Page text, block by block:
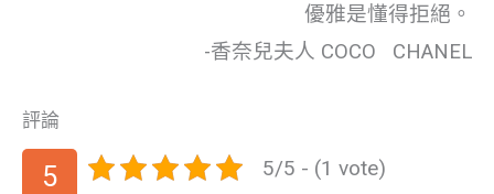
優雅是懂得拒絕。
-香奈兒夫人 COCO CHANEL
評論
5 5/5 - (1 vote)